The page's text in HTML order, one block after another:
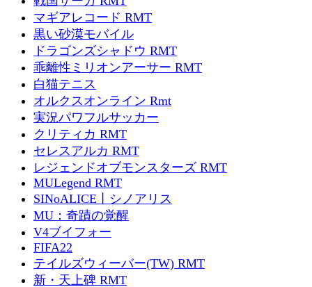
マギアレコード RMT
黒い砂漠モバイル
ドラゴンズシャドウ RMT
乖離性ミリオンアーサー RMT
白猫テニス
オルクスオンライン Rmt
実況パワフルサッカー
クリティカ RMT
セレスアルカ RMT
レジェンドオブモンスターズ RMT
MULegend RMT
SINoALICE丨シノアリス
MU：奇蹟の覚醒
V4ブイフォー
FIFA22
テイルズウィーバー(TW) RMT
新・天上碑 RMT